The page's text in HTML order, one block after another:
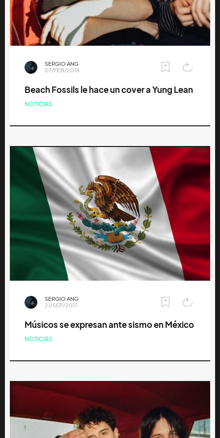
SERGIO ANG
07/FEB/2018
Beach Fossils le hace un cover a Yung Lean
NOTICIAS
SERGIO ANG
21/SEP/2017
Músicos se expresan ante sismo en México
NOTICIAS